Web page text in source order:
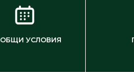
ОБЩИ УСЛОВИЯ